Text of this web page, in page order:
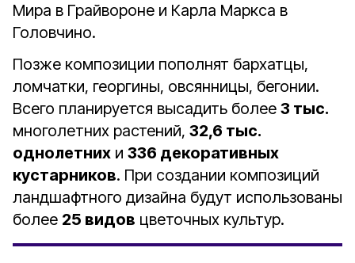
Мира в Грайвороне и Карла Маркса в
Головчино.
Позже композиции пополнят бархатцы,
ломчатки, георгины, овсянницы, бегонии.
Всего планируется высадить более 3 тыс.
многолетних растений, 32,6 тыс.
однолетних и 336 декоративных
кустарников. При создании композиций
ландшафтного дизайна будут использованы
более 25 видов цветочных культур.